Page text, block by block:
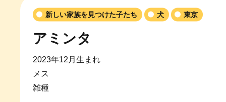
新しい家族を見つけた子たち 犬 東京
アミンタ
2023年12月生まれ
メス
雑種